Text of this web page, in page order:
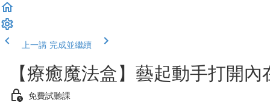
上一講 完成並繼續
【療癒魔法盒】藝起動手打開
免費試聽課